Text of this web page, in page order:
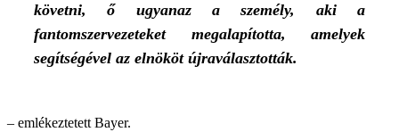
követni, ő ugyanaz a személy, aki a
fantomszervezeteket megalapította, amelyek
segítségével az elnököt újraválasztották.
– emlékeztetett Bayer.